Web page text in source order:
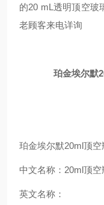
的20 mL透明顶空玻
老顾客来电详询
珀金埃尔默
珀金埃尔默20ml顶空
中文名称：20ml顶
英文名称：